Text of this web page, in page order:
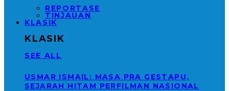
REPORTASE
TINJAUAN
KLASIK
KLASIK
SEE ALL
USMAR ISMAIL: MASA PRA GESTAPU,
SEJARAH HITAM PERFILMAN NASIONAL